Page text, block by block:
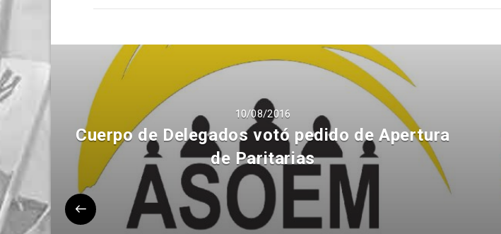
10/08/2016
Cuerpo de Delegados votó pedido de Apertura
de Paritarias